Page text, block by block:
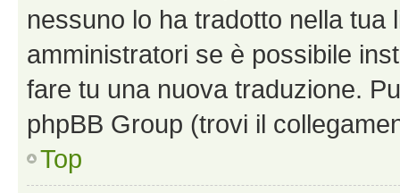
nessuno lo ha tradotto nella tua
amministratori se è possibile
fare tu una nuova traduzione.
phpBB Group (trovi il
Top